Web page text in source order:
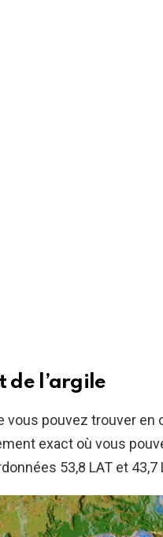
de l’argile
vous pouvez trouver en
exact où vous
53,8 LAT et 43,7